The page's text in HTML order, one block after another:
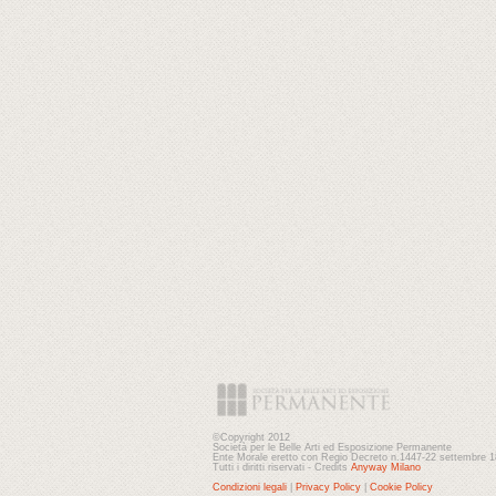
©Copyright 2012
Società per le Belle Arti ed Esposizione Permanente
Ente Morale eretto con Regio Decreto n.1447-22 settembre
Tutti i diritti riservati - Credits Anyway Milano
Condizioni legali
Privacy Policy Cookie Policy